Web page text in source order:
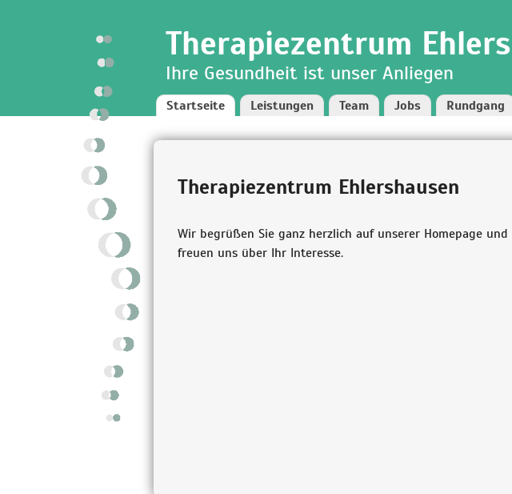
Therapiezentrum
Ihre Gesundheit ist unser Anliegen
Startseite Leistungen Team Jobs Rundgang
Therapiezentrum Ehlershausen
Wir begrüßen Sie ganz herzlich auf unserer Homepage und
freuen uns über Ihr Interesse.